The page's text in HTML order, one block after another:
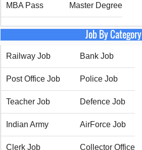
MBA Pass Master Degree
Job By Category
Railway Job Bank Job
Post Office Job Police Job
Teacher Job Defence Job
Indian Army AirForce Job
Clerk Job Collector Office